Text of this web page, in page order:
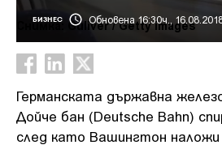
БИЗНЕС Обновена 16:30ч.,
Снимка: Guliver / Getty images
Германската държавна
Дойче бан (Deutsche Bahn)
след като Вашингтон наложи